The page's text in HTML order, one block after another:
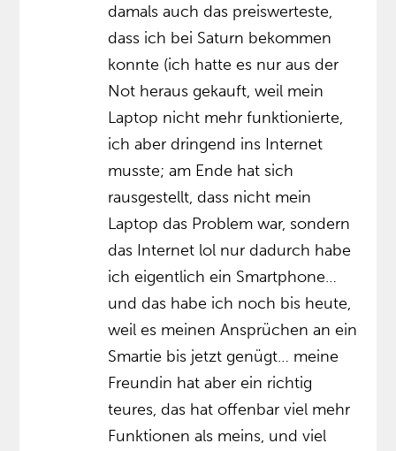
damals auch das preiswerteste,
dass ich bei Saturn bekommen
konnte (ich hatte es nur aus der
Not heraus gekauft, weil mein
Laptop nicht mehr funktionierte,
ich aber dringend ins Internet
musste; am Ende hat sich
rausgestellt, dass nicht mein
Laptop das Problem war, sondern
das Internet lol nur dadurch habe
ich eigentlich ein Smartphone…
und das habe ich noch bis heute,
weil es meinen Ansprüchen an ein
Smartie bis jetzt genügt… meine
Freundin hat aber ein richtig
teures, das hat offenbar viel mehr
Funktionen als meins, und viel